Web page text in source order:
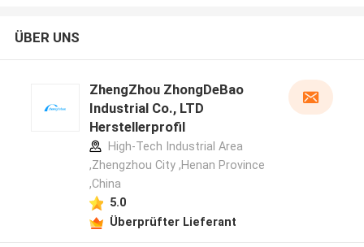
ÜBER UNS
ZhengZhou ZhongDeBao
Industrial Co., LTD
Herstellerprofil
High-Tech Industrial Area
,Zhengzhou City ,Henan Province
,China
5.0
Überprüfter Lieferant